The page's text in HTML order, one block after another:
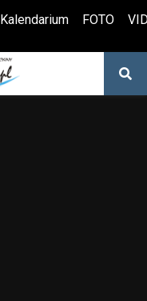
Kalendarium FOTO